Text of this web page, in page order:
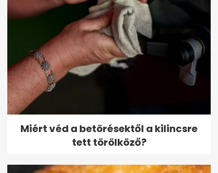
Miért véd a betörésektől a kilincsre
tett törölköző?